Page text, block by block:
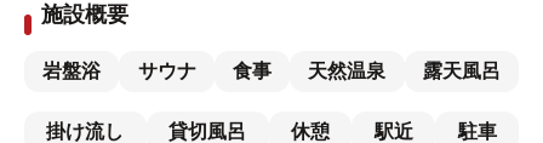
施設概要
岩盤浴 サウナ 食事 天然温泉 露天風呂
掛け流し 貸切風呂 休憩 駅近 駐車